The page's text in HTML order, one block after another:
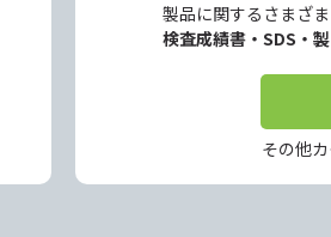
製品に関するさまざ
検査成績書・SDS・
その他